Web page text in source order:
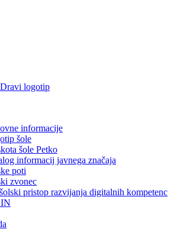
informacije
šole
šole Petko
informacij javnega značaja
poti
zvonec
pristop razvijanja digitalnih kompetenc